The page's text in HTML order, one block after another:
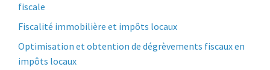
fiscale
Fiscalité immobilière et impôts locaux
Optimisation et obtention de dégrèvements fiscaux en
impôts locaux